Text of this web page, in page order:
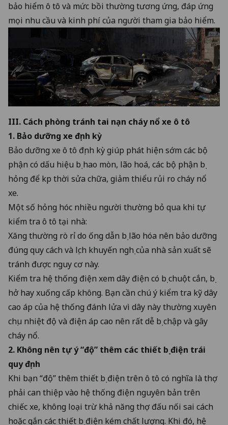
bảo hiểm ô tô và mức bồi thường tương ứng, đáp ứng
mọi nhu cầu và kinh phí của người tham gia bảo hiểm.
III. Cách phòng tránh tai nạn cháy nổ xe ô tô
1. Bảo dưỡng xe định kỳ
Bảo dưỡng xe ô tô định kỳ giúp phát hiện sớm các bộ
phận có dấu hiệu bị hao mòn, lão hoá, các bộ phận bị
hỏng để kịp thời sửa chữa, giảm thiểu rủi ro cháy nổ
xe.
Một số hỏng hóc nhiều người thường bỏ qua khi tự
kiểm tra ô tô tại nhà:
Xăng thường rò rỉ do ống dẫn bị lão hóa nên bảo dưỡng
đúng quy cách và lịch khuyến nghị của nhà sản xuất sẽ
tránh được nguy cơ này.
Kiểm tra hệ thống điện xem dây điện có bị chuột cắn, bị
hở hay xuống cấp không. Bạn cần chú ý kiểm tra kỹ dây
cao áp của hệ thống đánh lửa vì dây này thường xuyên
chịu nhiệt độ và điện áp cao nên rất dễ bị chập và gây
cháy nổ.
2. Không nên tự ý “độ” thêm các thiết bị điện trái
quy định
Khi bạn “độ” thêm thiết bị điện trên ô tô có nghĩa là thợ
phải can thiệp vào hệ thống điện nguyên bản trên
chiếc xe, không loại trừ khả năng thợ đấu nối sai cách
hoặc gắn các thiết bị điện kém chất lượng. Khi đó, hệ